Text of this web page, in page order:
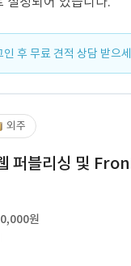
인 후 무료 견적 상담 받으
외주
퍼블리싱 및
원